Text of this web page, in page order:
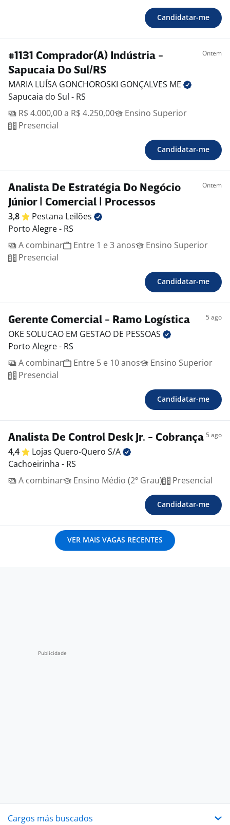
Candidatar-me
#1131 Comprador(A) Indústria -
Sapucaia Do Sul/RS
Ontem
MARIA LUÍSA GONCHOROSKI GONÇALVES ME
Sapucaia do Sul - RS
R$ 4.000,00 a R$ 4.250,00
Ensino Superior
Presencial
Candidatar-me
Analista De Estratégia Do Negócio
Júnior | Comercial | Processos
Ontem
3,8 Pestana Leilões
Porto Alegre - RS
A combinar
Entre 1 e 3 anos
Ensino Superior
Presencial
Candidatar-me
Gerente Comercial - Ramo Logística 5 ago
OKE SOLUCAO EM GESTAO DE PESSOAS
Porto Alegre - RS
A combinar
Entre 5 e 10 anos
Ensino Superior
Presencial
Candidatar-me
Analista De Control Desk Jr. - Cobrança 5 ago
4,4 Lojas Quero-Quero S/A
Cachoeirinha - RS
A combinar
Ensino Médio (2º Grau) Presencial
Candidatar-me
VER MAIS VAGAS RECENTES
Cargos más buscados